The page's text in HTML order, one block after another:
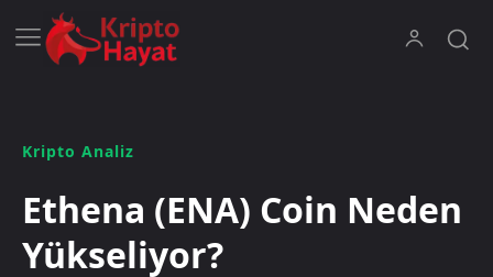
Kripto Analiz
Ethena (ENA) Coin Neden
Yükseliyor?